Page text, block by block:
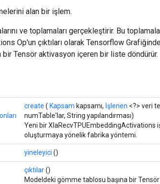
alan bir işlem.
ve toplamaları gerçekleştirir. Bu
Op'un çıktıları olarak Tensorflow
Tensör aktivasyon içeren bir liste döndürür.
create ( Kapsam kapsamı, İşlenen <?> veri
numTable'lar, String yapılandırması)
Yeni bir XlaRecvTPUEmbeddingActivations
oluşturmaya yönelik fabrika yöntemi.
yineleyici ()
çıktılar()
Modeldeki gömme tablosu başına bir